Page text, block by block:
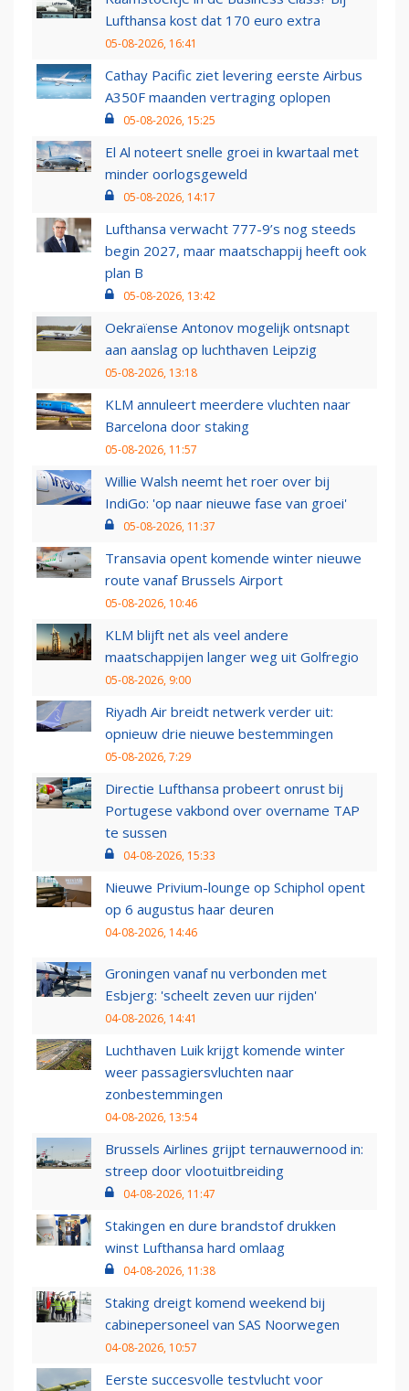
Lufthansa kost dat 170 euro extra
05-08-2026, 16:41
Cathay Pacific ziet levering eerste Airbus
A350F maanden vertraging oplopen
05-08-2026, 15:25
El Al noteert snelle groei in kwartaal met
minder oorlogsgeweld
05-08-2026, 14:17
Lufthansa verwacht 777-9’s nog steeds
begin 2027, maar maatschappij heeft ook
plan B
05-08-2026, 13:42
Oekraïense Antonov mogelijk ontsnapt
aan aanslag op luchthaven Leipzig
05-08-2026, 13:18
KLM annuleert meerdere vluchten naar
Barcelona door staking
05-08-2026, 11:57
Willie Walsh neemt het roer over bij
IndiGo: 'op naar nieuwe fase van groei'
05-08-2026, 11:37
Transavia opent komende winter nieuwe
route vanaf Brussels Airport
05-08-2026, 10:46
KLM blijft net als veel andere
maatschappijen langer weg uit Golfregio
05-08-2026, 9:00
Riyadh Air breidt netwerk verder uit:
opnieuw drie nieuwe bestemmingen
05-08-2026, 7:29
Directie Lufthansa probeert onrust bij
Portugese vakbond over overname TAP
te sussen
04-08-2026, 15:33
Nieuwe Privium-lounge op Schiphol opent
op 6 augustus haar deuren
04-08-2026, 14:46
Groningen vanaf nu verbonden met
Esbjerg: 'scheelt zeven uur rijden'
04-08-2026, 14:41
Luchthaven Luik krijgt komende winter
weer passagiersvluchten naar
zonbestemmingen
04-08-2026, 13:54
Brussels Airlines grijpt ternauwernood in:
streep door vlootuitbreiding
04-08-2026, 11:47
Stakingen en dure brandstof drukken
winst Lufthansa hard omlaag
04-08-2026, 11:38
Staking dreigt komend weekend bij
cabinepersoneel van SAS Noorwegen
04-08-2026, 10:57
Eerste succesvolle testvlucht voor